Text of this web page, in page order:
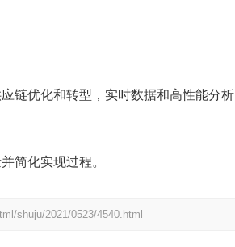
链优化和转型，实时数据和高性能分析
简化实现过程。
shuju/2021/0523/4540.html